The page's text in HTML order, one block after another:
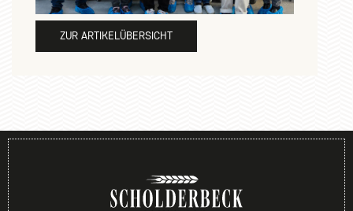
ZUR ARTIKELÜBERSICHT